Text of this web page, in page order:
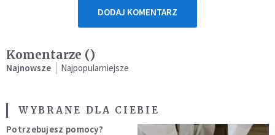
DODAJ KOMENTARZ
Komentarze ()
Najnowsze Najpopularniejsze
WYBRANE DLA CIEBIE
Potrzebujesz pomocy?